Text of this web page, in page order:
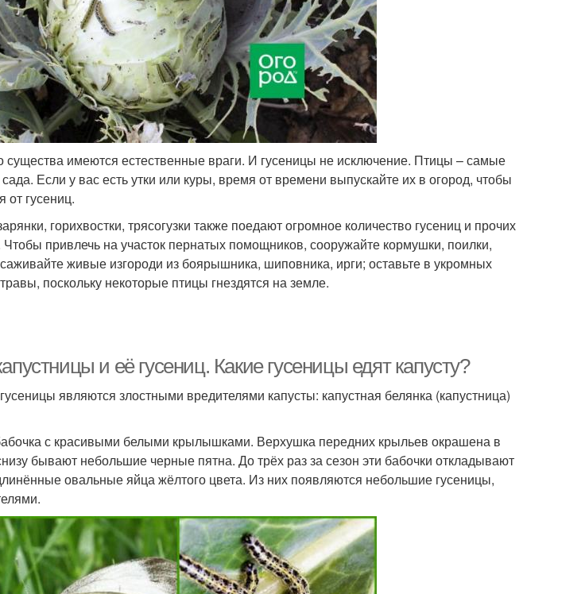
существа имеются естественные враги. И гусеницы не исключение. Птицы – самые
Если у вас есть утки или куры, время от времени выпускайте их в огород, чтобы
от гусениц.
горихвостки, трясогузки также поедают огромное количество гусениц и прочих
Чтобы привлечь на участок пернатых помощников, сооружайте кормушки, поилки,
живые изгороди из боярышника, шиповника, ирги; оставьте в укромных
поскольку некоторые птицы гнездятся на земле.
и её гусениц. Какие гусеницы едят капусту?
являются злостными вредителями капусты: капустная белянка (капустница)
с красивыми белыми крылышками. Верхушка передних крыльев окрашена в
бывают небольшие черные пятна. До трёх раз за сезон эти бабочки откладывают
овальные яйца жёлтого цвета. Из них появляются небольшие гусеницы,